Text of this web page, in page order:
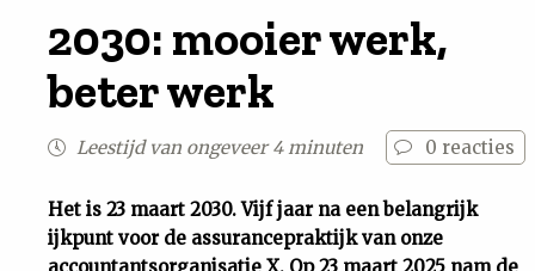
Achtergrond
Uit
2030: mooier werk,
beter werk
Leestijd van ongeveer 4 minuten 0 reacties
Het is 23 maart 2030. Vijf jaar na een belangrijk
ijkpunt voor de assurancepraktijk van onze